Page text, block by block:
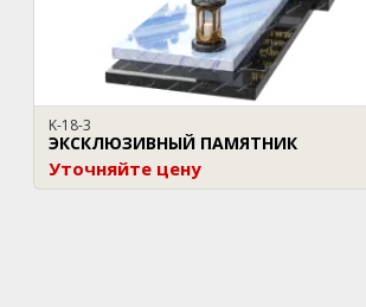
K-18-3
ЭКСКЛЮЗИВНЫЙ ПАМЯТНИК
Уточняйте цену